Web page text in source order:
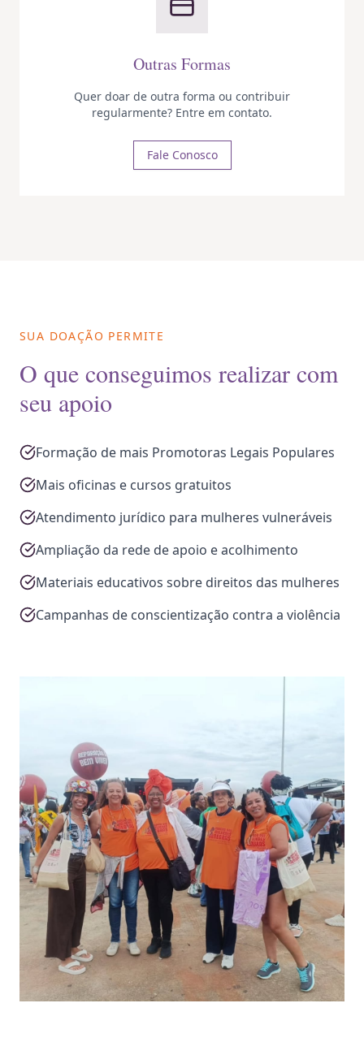
Outras Formas
Quer doar de outra forma ou contribuir
regularmente? Entre em contato.
Fale Conosco
SUA DOAÇÃO PERMITE
O que conseguimos realizar com
seu apoio
Formação de mais Promotoras Legais Populares
Mais oficinas e cursos gratuitos
Atendimento jurídico para mulheres vulneráveis
Ampliação da rede de apoio e acolhimento
Materiais educativos sobre direitos das mulheres
Campanhas de conscientização contra a violência